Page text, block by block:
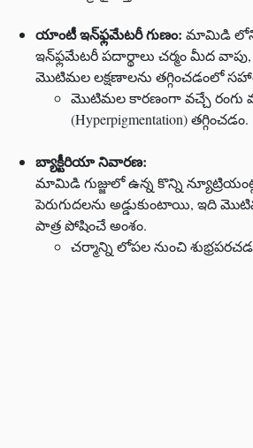
యాంటీ ఇన్‌ఫ్లమేటరీ గుణం: మామిడి లోని
ఇన్‌ఫ్లమేటరీ పదార్థాలు చర్మం మీద
మొటిమల లక్షణాలను తగ్గించడంలో
మొటిమల కారణంగా వచ్చే రంగు
(Hyperpigmentation) తగ్గించడం.
బ్యాక్టీరియా నివారణ:
మామిడి గుజ్జులో ఉన్న కొన్ని
పెరుగుదలను అడ్డుకుంటాయి, ఇది
పాత్ర పోషించే అంశం.
చర్మాన్ని లోపల నుంచి